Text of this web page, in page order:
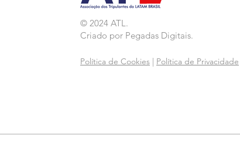
© 2024 ATL.
Criado por Pegadas Digitais.
Política de Cookies | Política de Privacidade